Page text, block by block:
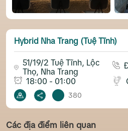
Hybrid Nha Trang (Tuệ Tĩnh)
51/19/2 Tuệ Tĩnh, Lộc
Thọ, Nha Trang
18:00 - 01:00
380
Các địa điểm liên quan